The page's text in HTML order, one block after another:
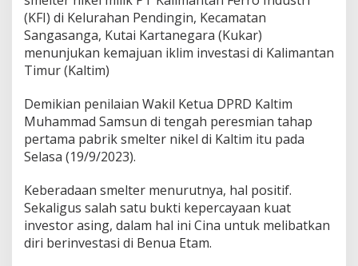
(KFI) di Kelurahan Pendingin, Kecamatan
Sangasanga, Kutai Kartanegara (Kukar)
menunjukan kemajuan iklim investasi di Kalimantan
Timur (Kaltim)
Demikian penilaian Wakil Ketua DPRD Kaltim
Muhammad Samsun di tengah peresmian tahap
pertama pabrik smelter nikel di Kaltim itu pada
Selasa (19/9/2023).
Keberadaan smelter menurutnya, hal positif.
Sekaligus salah satu bukti kepercayaan kuat
investor asing, dalam hal ini Cina untuk melibatkan
diri berinvestasi di Benua Etam.